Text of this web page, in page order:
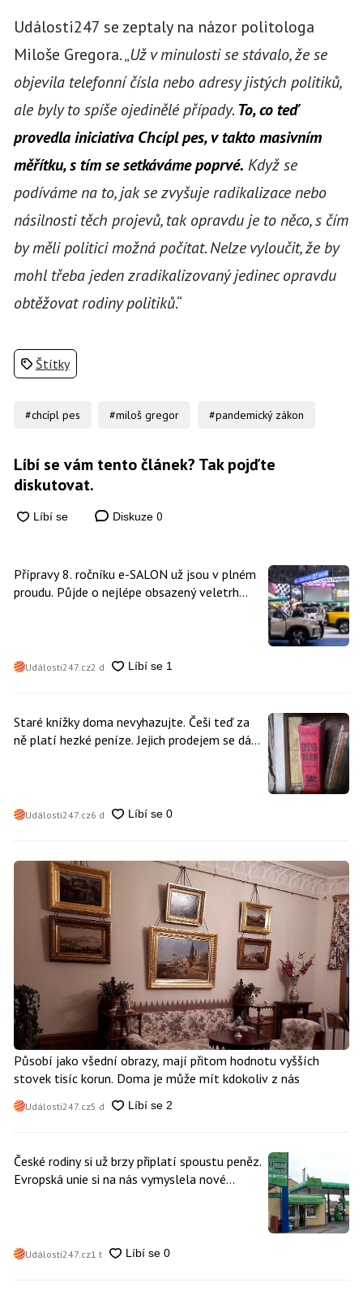
Události247 se zeptaly na názor politologa
Miloše Gregora. „Už v minulosti se stávalo, že se
objevila telefonní čísla nebo adresy jistých politiků,
ale byly to spíše ojedinělé případy. To, co teď
provedla iniciativa Chcípl pes, v takto masivním
měřítku, s tím se setkáváme poprvé. Když se
podíváme na to, jak se zvyšuje radikalizace nebo
násilnosti těch projevů, tak opravdu je to něco, s čím
by měli politici možná počítat. Nelze vyloučit, že by
mohl třeba jeden zradikalizovaný jedinec opravdu
obtěžovat rodiny politiků.“
Štítky
#chcípl pes #miloš gregor #pandemický zákon
Líbí se vám tento článek? Tak pojďte
diskutovat.
Diskuze 0
Přípravy 8. ročníku e-SALON už jsou v plném
proudu. Půjde o nejlépe obsazený veletrh
Události247.cz2 d
Staré knížky doma nevyhazujte. Češi teď za
ně platí hezké peníze. Jejich prodejem se dá
Události247.cz6 d
Působí jako všední obrazy, mají přitom hodnotu vyšších
stovek tisíc korun. Doma je může mít kdokoliv z nás
Události247.cz5 d
České rodiny si už brzy připlatí spoustu peněz.
Evropská unie si na nás vymyslela nové
Události247.cz1 t